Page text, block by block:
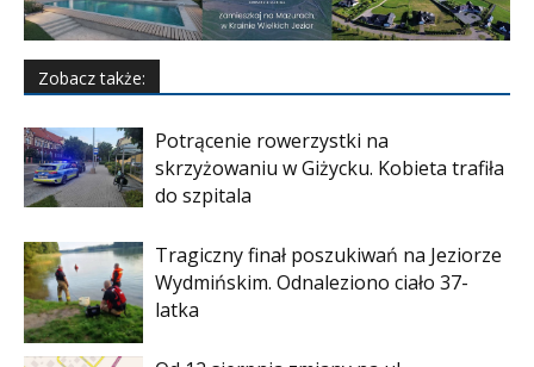
Zobacz także:
Potrącenie rowerzystki na
skrzyżowaniu w Giżycku. Kobieta trafiła
do szpitala
Tragiczny finał poszukiwań na Jeziorze
Wydmińskim. Odnaleziono ciało 37-
latka